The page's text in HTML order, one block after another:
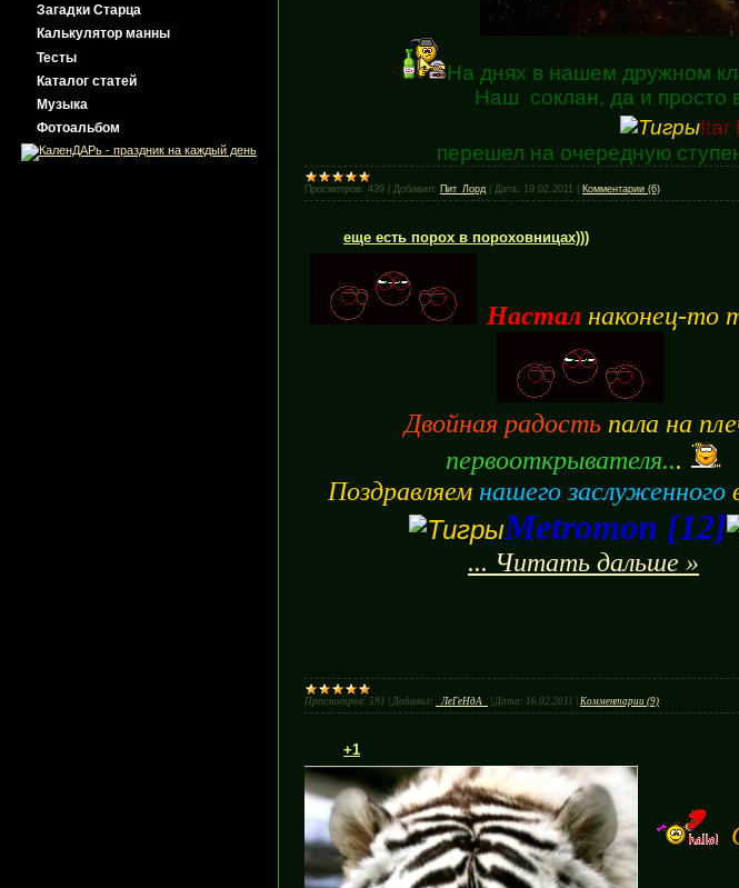
Загадки Старца
Калькулятор манны
Тесты
Каталог статей
Музыка
Фотоальбом
На днях в нашем дружном
Наш соклан, да и просто
Itar
перешел на очередную
Просмотров: 439 Добавил: Пит_Лорд Дата: 19.02.2011 Комментарии (6)
еще есть порох в пороховницах)))
Насталнаконец-то
Двойная радость пала на
первооткрывателя...
Поздравляем нашего заслуженного
Metromon [12]
... Читать дальше »
Просмотров: 591 Добавил: _ЛеГеНдА_ Дата: 16.02.2011 Комментарии (9)
+1